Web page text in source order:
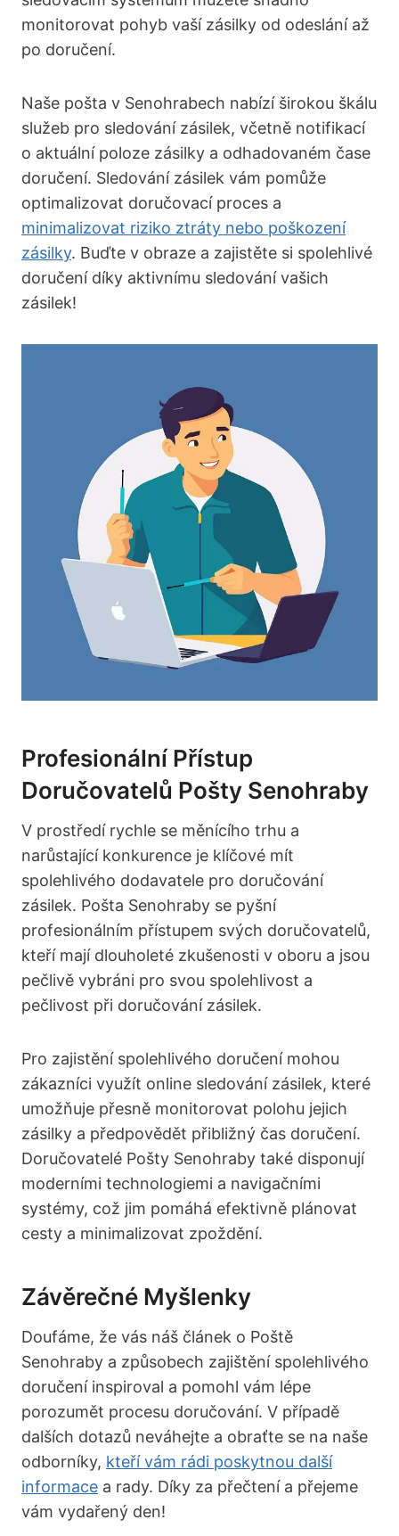
monitorovat pohyb vaší zásilky od odeslání až
po doručení.
Naše pošta v Senohrabech nabízí širokou škálu
služeb pro sledování zásilek, včetně notifikací
o aktuální poloze zásilky a odhadovaném čase
doručení. Sledování zásilek vám pomůže
optimalizovat doručovací proces a
minimalizovat riziko ztráty nebo poškození
zásilky. Buďte v obraze a zajistěte si spolehlivé
doručení díky aktivnímu sledování vašich
zásilek!
Profesionální Přístup
Doručovatelů Pošty Senohraby
V prostředí rychle se měnícího trhu a
narůstající konkurence je klíčové mít
spolehlivého dodavatele pro doručování
zásilek. Pošta Senohraby se pyšní
profesionálním přístupem svých doručovatelů,
kteří mají dlouholeté zkušenosti v oboru a jsou
pečlivě vybráni pro svou spolehlivost a
pečlivost při doručování zásilek.
Pro zajistění spolehlivého doručení mohou
zákazníci využít online sledování zásilek, které
umožňuje přesně monitorovat polohu jejich
zásilky a předpovědět přibližný čas doručení.
Doručovatelé Pošty Senohraby také disponují
moderními technologiemi a navigačními
systémy, což jim pomáhá efektivně plánovat
cesty a minimalizovat zpoždění.
Závěrečné Myšlenky
Doufáme, že vás náš článek o Poště
Senohraby a způsobech zajištění spolehlivého
doručení inspiroval a pomohl vám lépe
porozumět procesu doručování. V případě
dalších dotazů neváhejte a obraťte se na naše
odborníky, kteří vám rádi poskytnou další
informace a rady. Díky za přečtení a přejeme
vám vydařený den!